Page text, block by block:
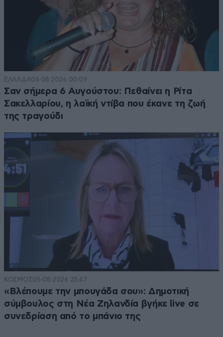
ΕΛΛΑΔΑ06·08·2026 00:09
Σαν σήμερα 6 Αυγούστου: Πεθαίνει η Ρίτα
Σακελλαρίου, η λαϊκή ντίβα που έκανε τη ζωή
της τραγούδι
ΚΟΣΜΟΣ05·08·2026 23:47
«Βλέπουμε την μπουγάδα σου»: Δημοτική
σύμβουλος στη Νέα Ζηλανδία βγήκε live σε
συνεδρίαση από το μπάνιο της